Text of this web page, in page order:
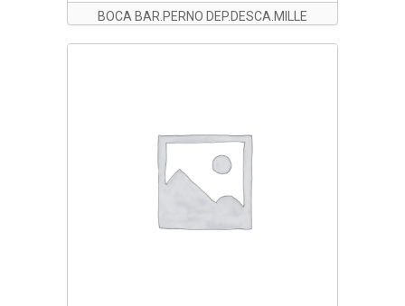
BOCA BAR.PERNO DEP.DESCA.MILLE